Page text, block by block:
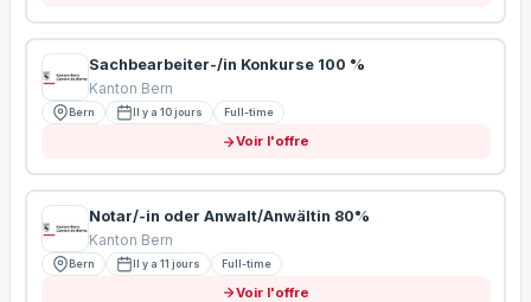
Sachbearbeiter-/in Konkurse 100 %
Kanton Bern
Bern Il y a 10 jours Full-time
Voir l'offre
Notar/-in oder Anwalt/Anwältin 80%
Kanton Bern
Bern Il y a 11 jours Full-time
Voir l'offre